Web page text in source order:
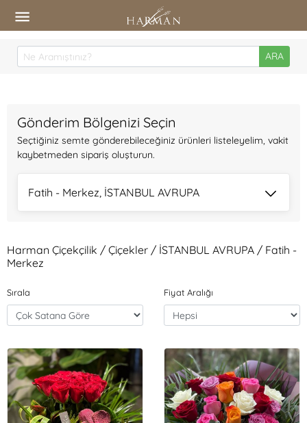
ARA
Gönderim Bölgenizi Seçin
Seçtiğiniz semte gönderebileceğiniz ürünleri listeleyelim, vakit
kaybetmeden sipariş oluşturun.
Fatih - Merkez, İSTANBUL AVRUPA
Harman Çiçekçilik / Çiçekler / İSTANBUL AVRUPA / Fatih -
Merkez
Sırala Fiyat Aralığı